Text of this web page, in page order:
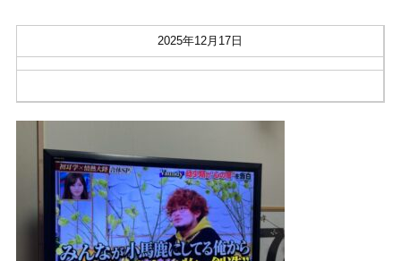
2025年12月17日